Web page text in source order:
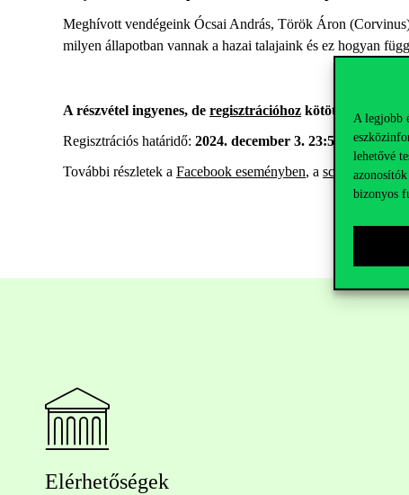
A legjobb
lehetővé
bizonyos
Meghívott vendégeink Ócsai András, Török Áron
milyen állapotban vannak a hazai talajaink és ez hogyan
A részvétel ingyenes, de regisztrációhoz kötött!
Regisztrációs határidő: 2024. december 3. 23:59
További részletek a Facebook eseményben, a science shop
Elérhetőségek